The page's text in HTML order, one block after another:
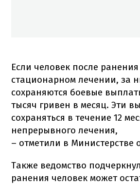
Если человек после
стационарном лечении, за
сохраняются боевые
тысяч гривен в месяц. Эти
сохраняться в течение 12
непрерывного лечения,
– отметили в Министерстве
Также ведомство
ранения человек может